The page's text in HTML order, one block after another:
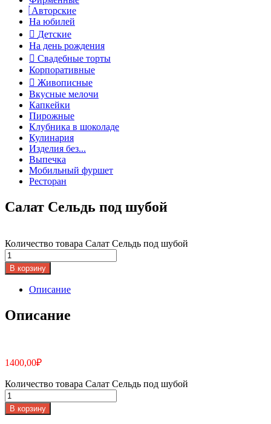
Авторские
На юбилей
Детские
На день рождения
Свадебные торты
Корпоративные
Живописные
Вкусные мелочи
Капкейки
Пирожные
Клубника в шоколаде
Кулинария
Изделия без...
Выпечка
Мобильный фуршет
Ресторан
Салат Сельдь под шубой
Количество товара Салат Сельдь под шубой
В корзину
Описание
Описание
1400,00₽
Количество товара Салат Сельдь под шубой
В корзину